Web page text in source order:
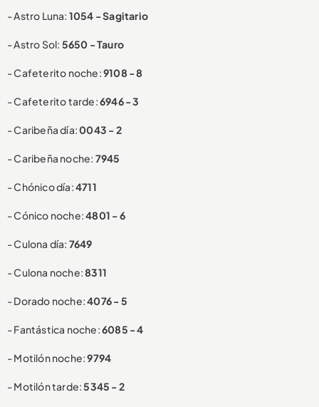
- Astro Luna: 1054 - Sagitario
- Astro Sol: 5650 - Tauro
- Cafeterito noche:9108 - 8
- Cafeterito tarde:6946 - 3
- Caribeña día:0043 - 2
- Caribeña noche: 7945
- Chónico día:4711
- Cónico noche:4801 - 6
- Culona día: 7649
- Culona noche:8311
- Dorado noche:4076 - 5
- Fantástica noche:6085 - 4
- Motilón noche:9794
- Motilón tarde:5345 - 2